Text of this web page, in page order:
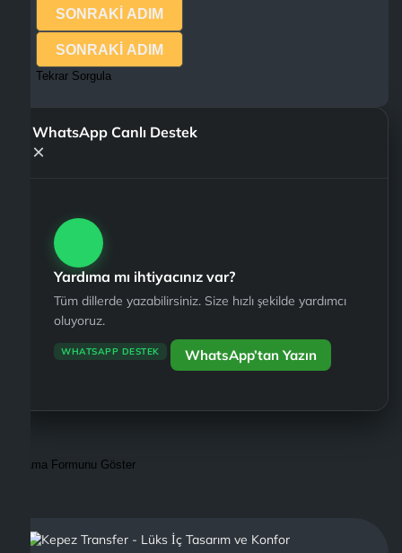
SONRAKİ ADIM
SONRAKİ ADIM
Tekrar Sorgula
WhatsApp Canlı Destek
×
Yardıma mı ihtiyacınız var?
Tüm dillerde yazabilirsiniz. Size hızlı şekilde yardımcı
oluyoruz.
WHATSAPP DESTEK WhatsApp’tan Yazın
Arama Formunu Göster